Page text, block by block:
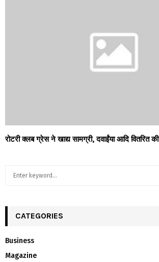
रोटरी क्लब ग्रेस ने खाद्य सामग्री, दवाईंया आदि वितरित की
h
o
r
CATEGORIES
Business
Magazine